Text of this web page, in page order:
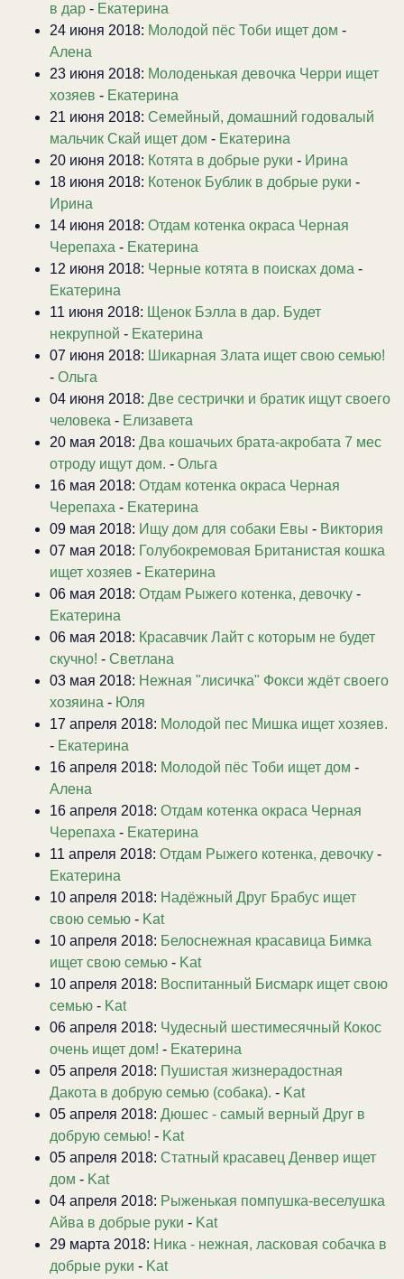
в дар - Екатерина
24 июня 2018: Молодой пёс Тоби ищет дом -
Алена
23 июня 2018: Молоденькая девочка Черри ищет
хозяев - Екатерина
21 июня 2018: Семейный, домашний годовалый
мальчик Скай ищет дом - Екатерина
20 июня 2018: Котята в добрые руки - Ирина
18 июня 2018: Котенок Бублик в добрые руки -
Ирина
14 июня 2018: Отдам котенка окраса Черная
Черепаха - Екатерина
12 июня 2018: Черные котята в поисках дома -
Екатерина
11 июня 2018: Щенок Бэлла в дар. Будет
некрупной - Екатерина
07 июня 2018: Шикарная Злата ищет свою семью!
- Ольга
04 июня 2018: Две сестрички и братик ищут своего
человека - Елизавета
20 мая 2018: Два кошачьих брата-акробата 7 мес
отроду ищут дом. - Ольга
16 мая 2018: Отдам котенка окраса Черная
Черепаха - Екатерина
09 мая 2018: Ищу дом для собаки Евы - Виктория
07 мая 2018: Голубокремовая Британистая кошка
ищет хозяев - Екатерина
06 мая 2018: Отдам Рыжего котенка, девочку -
Екатерина
06 мая 2018: Красавчик Лайт с которым не будет
скучно! - Светлана
03 мая 2018: Нежная "лисичка" Фокси ждёт своего
хозяина - Юля
17 апреля 2018: Молодой пес Мишка ищет хозяев.
- Екатерина
16 апреля 2018: Молодой пёс Тоби ищет дом -
Алена
16 апреля 2018: Отдам котенка окраса Черная
Черепаха - Екатерина
11 апреля 2018: Отдам Рыжего котенка, девочку -
Екатерина
10 апреля 2018: Надёжный Друг Брабус ищет
свою семью - Kat
10 апреля 2018: Белоснежная красавица Бимка
ищет свою семью - Kat
10 апреля 2018: Воспитанный Бисмарк ищет свою
семью - Kat
06 апреля 2018: Чудесный шестимесячный Кокос
очень ищет дом! - Екатерина
05 апреля 2018: Пушистая жизнерадостная
Дакота в добрую семью (собака). - Kat
05 апреля 2018: Дюшес - самый верный Друг в
добрую семью! - Kat
05 апреля 2018: Статный красавец Денвер ищет
дом - Kat
04 апреля 2018: Рыженькая помпушка-веселушка
Айва в добрые руки - Kat
29 марта 2018: Ника - нежная, ласковая собачка в
добрые руки - Kat